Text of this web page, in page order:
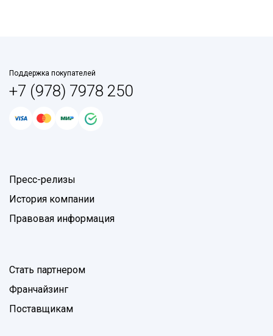
Поддержка покупателей
+7 (978) 7978 250
Пресс-релизы
История компании
Правовая информация
Стать партнером
Франчайзинг
Поставщикам